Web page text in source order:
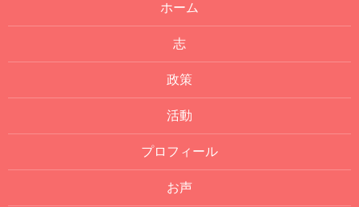
ホーム
志
政策
活動
プロフィール
お声